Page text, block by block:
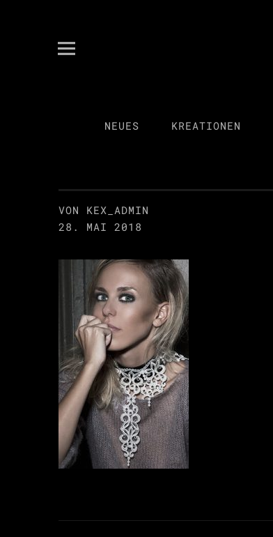
NEUES KREATIONEN
VON KEX_ADMIN
28. MAI 2018